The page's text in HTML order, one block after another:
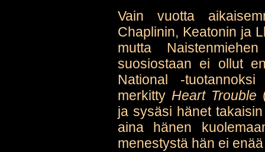
Vain vuotta
Chaplinin, Keatonin ja
mutta
suosiostaan ei ollut
National -
merkitty Heart Trouble
ja sysäsi hänet
aina hänen
menestystä hän ei